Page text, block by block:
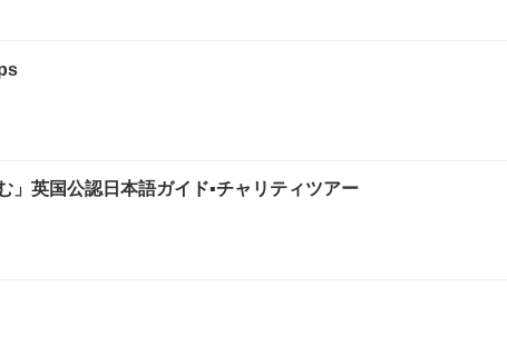
」英国公認日本語ガイド▪チャリティツアー